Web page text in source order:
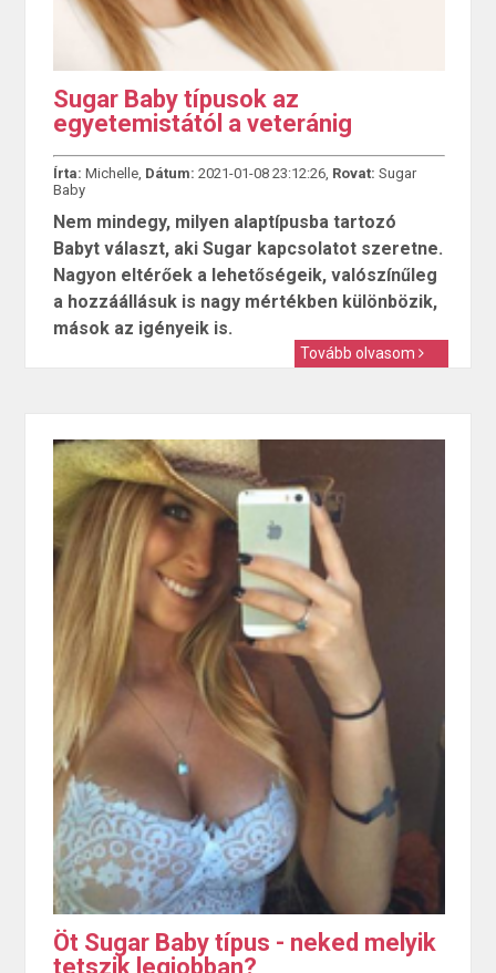
Sugar Baby típusok az
egyetemistától a veteránig
Írta: Michelle, Dátum: 2021-01-08 23:12:26, Rovat: Sugar
Baby
Nem mindegy, milyen alaptípusba tartozó
Babyt választ, aki Sugar kapcsolatot szeretne.
Nagyon eltérőek a lehetőségeik, valószínűleg
a hozzáállásuk is nagy mértékben különbözik,
mások az igényeik is.
Tovább olvasom
Öt Sugar Baby típus - neked melyik
tetszik legjobban?